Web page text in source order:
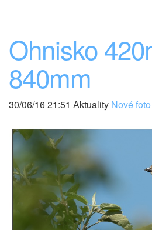
Ohnisko
840mm
30/06/16 21:51 Aktuality Nové foto